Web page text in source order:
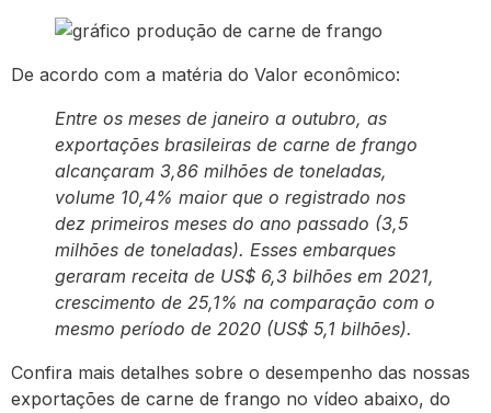
De acordo com a matéria do Valor econômico:
Entre os meses de janeiro a outubro, as
exportações brasileiras de carne de frango
alcançaram 3,86 milhões de toneladas,
volume 10,4% maior que o registrado nos
dez primeiros meses do ano passado (3,5
milhões de toneladas). Esses embarques
geraram receita de US$ 6,3 bilhões em 2021,
crescimento de 25,1% na comparação com o
mesmo período de 2020 (US$ 5,1 bilhões).
Confira mais detalhes sobre o desempenho das nossas
exportações de carne de frango no vídeo abaixo, do